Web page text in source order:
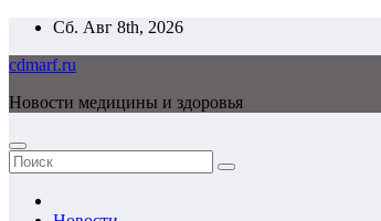
Перейти
содержимому
Сб. Авг 8th, 2026
cdmarf.ru
Новости медицины и здоровья